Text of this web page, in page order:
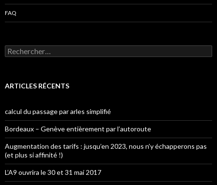
FAQ
Rechercher :
ARTICLES RÉCENTS
calcul du passage par arles simplifié
Bordeaux – Genève entièrement par l’autoroute
Augmentation des tarifs : jusqu’en 2023, nous n’y échapperons pas
(et plus si affinité !)
L’A9 ouvrira le 30 et 31 mai 2017